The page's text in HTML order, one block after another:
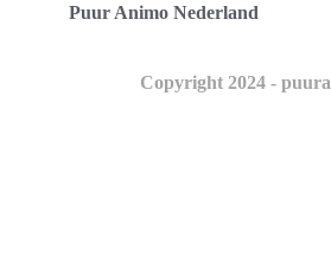
Puur Animo Nederland
Copyright 2024 -